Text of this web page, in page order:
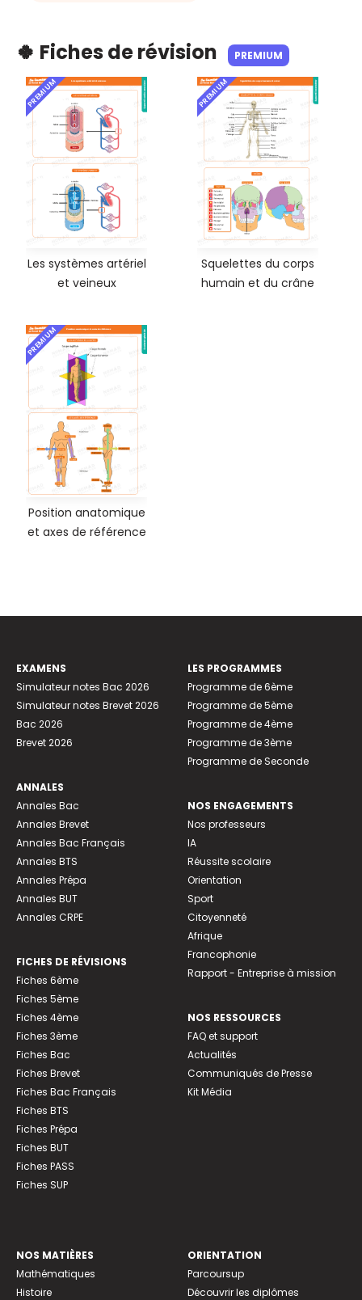
🍀 Fiches de révision PREMIUM
PREMIUM
Les systèmes artériel
et veineux
PREMIUM
Squelettes du corps
humain et du crâne
PREMIUM
Position anatomique
et axes de référence
EXAMENS
Simulateur notes Bac 2026
Simulateur notes Brevet 2026
Bac 2026
Brevet 2026
ANNALES
Annales Bac
Annales Brevet
Annales Bac Français
Annales BTS
Annales Prépa
Annales BUT
Annales CRPE
FICHES DE RÉVISIONS
Fiches 6ème
Fiches 5ème
Fiches 4ème
Fiches 3ème
Fiches Bac
Fiches Brevet
Fiches Bac Français
Fiches BTS
Fiches Prépa
Fiches BUT
Fiches PASS
Fiches SUP
LES PROGRAMMES
Programme de 6ème
Programme de 5ème
Programme de 4ème
Programme de 3ème
Programme de Seconde
NOS ENGAGEMENTS
Nos professeurs
IA
Réussite scolaire
Orientation
Sport
Citoyenneté
Afrique
Francophonie
Rapport - Entreprise à mission
NOS RESSOURCES
FAQ et support
Actualités
Communiqués de Presse
Kit Média
NOS MATIÈRES
Mathématiques
Histoire
ORIENTATION
Parcoursup
Découvrir les diplômes